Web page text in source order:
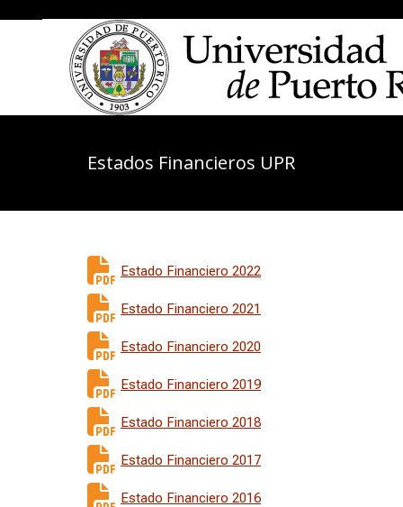
Estados Financieros UPR
Estado Financiero 2022
Estado Financiero 2021
Estado Financiero 2020
Estado Financiero 2019
Estado Financiero 2018
Estado Financiero 2017
Estado Financiero 2016